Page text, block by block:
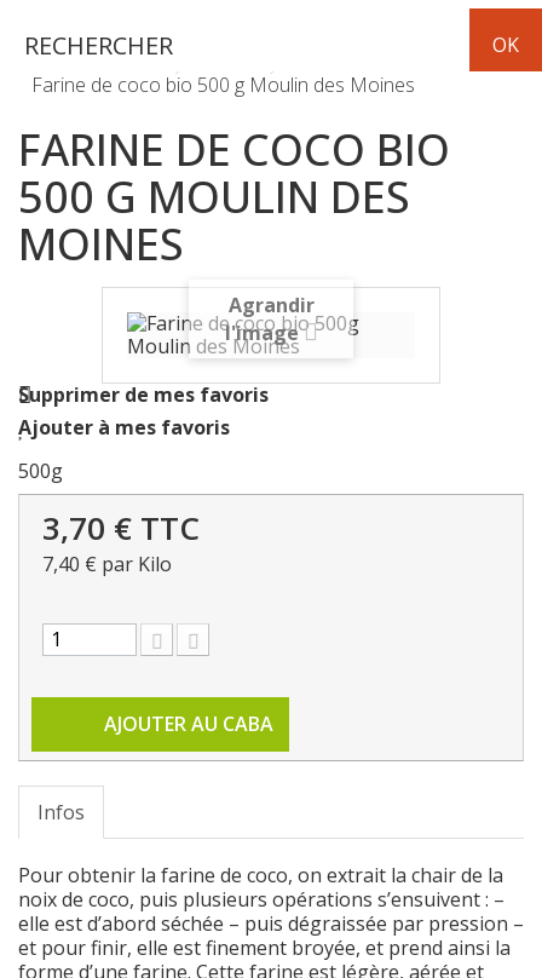
Farine de coco bio 500 g Moulin des Moines
FARINE DE COCO BIO
500 G MOULIN DES
MOINES
Agrandir
l'image
Supprimer de mes favoris
Ajouter à mes favoris
500g
3,70 € TTC
7,40 € par Kilo
AJOUTER AU CABA
Infos
Pour obtenir la farine de coco, on extrait la chair de la
noix de coco, puis plusieurs opérations s’ensuivent : –
elle est d’abord séchée – puis dégraissée par pression –
et pour finir, elle est finement broyée, et prend ainsi la
forme d’une farine. Cette farine est légère, aérée et